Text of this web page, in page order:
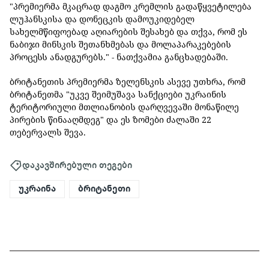
"პრემიერმა მკაცრად დაგმო კრემლის გადაწყვეტილება
ლუჰანსკისა და დონეცკის დამოუკიდებელ
სახელმწიფოებად აღიარების შესახებ და თქვა, რომ ეს
ნაბიჯი მინსკის შეთანხმებას და მოლაპარაკებების
პროცესს ანადგურებს." - ნათქვამია განცხადებაში.
ბრიტანეთის პრემიერმა ზელენსკის ასევე უთხრა, რომ
ბრიტანეთმა "უკვე შეიმუშავა სანქციები უკრაინის
ტერიტორიული მთლიანობის დარღვევაში მონაწილე
პირების წინააღმდეგ" და ეს ზომები ძალაში 22
თებერვალს შევა.
დაკავშირებული თეგები
უკრაინა ბრიტანეთი